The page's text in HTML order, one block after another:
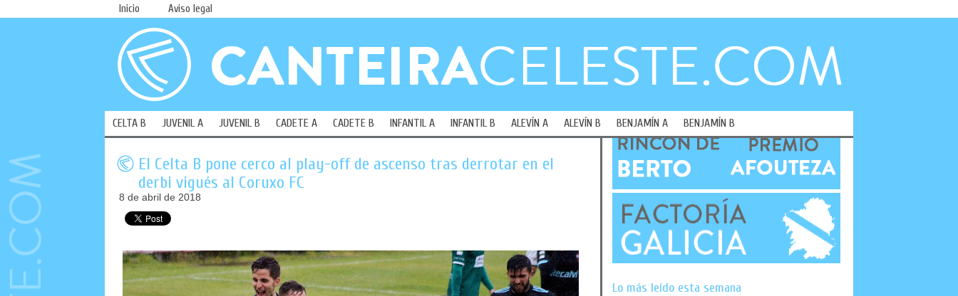
Inicio Aviso legal
CELTA B JUVENIL A JUVENIL B CADETE A CADETE B INFANTIL A INFANTIL B ALEVÍN A ALEVÍN B BENJAMÍN A BENJAMÍN B
El Celta B pone cerco al play-off de ascenso tras derrotar en el
derbi vigués al Coruxo FC
8 de abril de 2018
Lo más leído esta semana